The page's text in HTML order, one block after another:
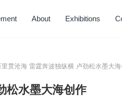
About Exhibitions
里贯沧海 雷霆奔波独纵横 卢劲松水墨大
松水墨大海创作